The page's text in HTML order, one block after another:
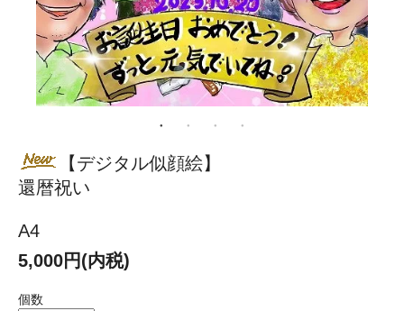
【デジタル似顔絵】
還暦祝い
A4
5,000円(内税)
個数